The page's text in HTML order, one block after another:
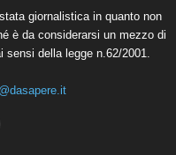
giornalistica in quanto non
è da considerarsi un mezzo di
sensi della legge n.62/2001.